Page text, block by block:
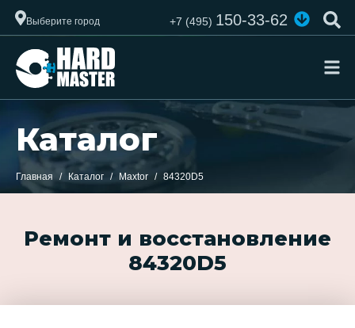
Выберите город +7 (495)150-33-62
Каталог
Главная Каталог Maxtor 84320D5
Ремонт и восстановление
84320D5